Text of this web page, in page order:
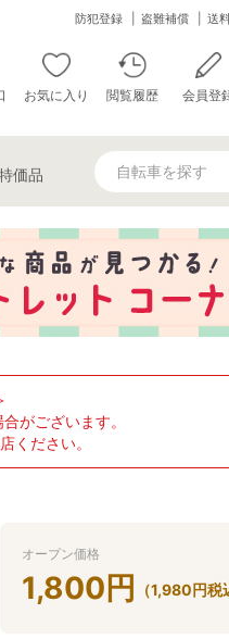
防犯登録 盗難補償 送
お気に入り 閲覧履歴 会員登
価品
がございます。
ください。
オープン価格
1,800 円 （1,980円税